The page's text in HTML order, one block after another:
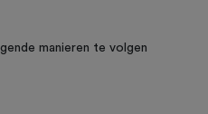
manieren te volgen